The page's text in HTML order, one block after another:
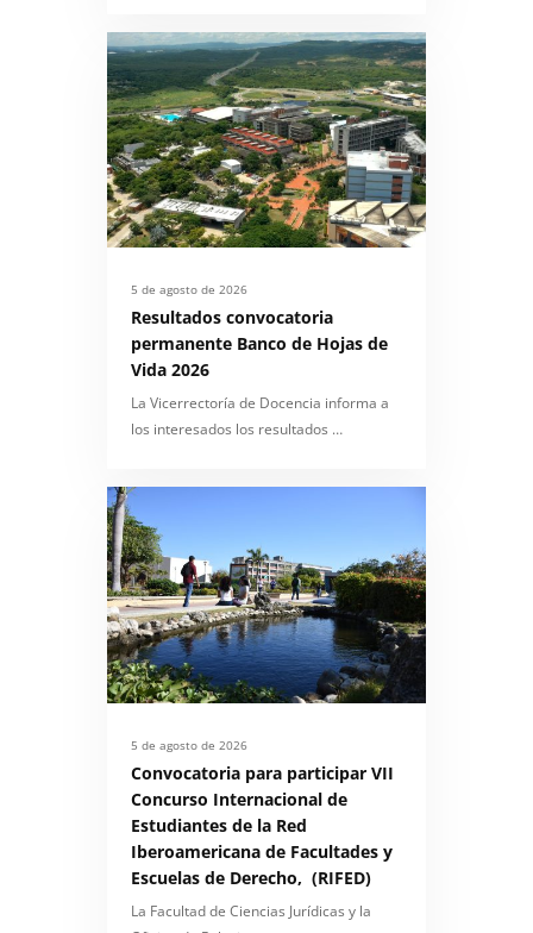
5 de agosto de 2026
Resultados convocatoria
permanente Banco de Hojas de
Vida 2026
La Vicerrectoría de Docencia informa a
los interesados los resultados …
5 de agosto de 2026
Convocatoria para participar VII
Concurso Internacional de
Estudiantes de la Red
Iberoamericana de Facultades y
Escuelas de Derecho, (RIFED)
La Facultad de Ciencias Jurídicas y la